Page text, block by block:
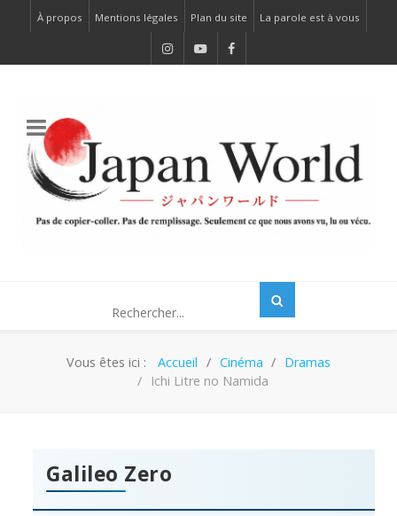
À propos Mentions légales Plan du site La parole est à vous
Vous êtes ici : Accueil Cinéma
Dramas
Ichi Litre no Namida
Galileo Zero